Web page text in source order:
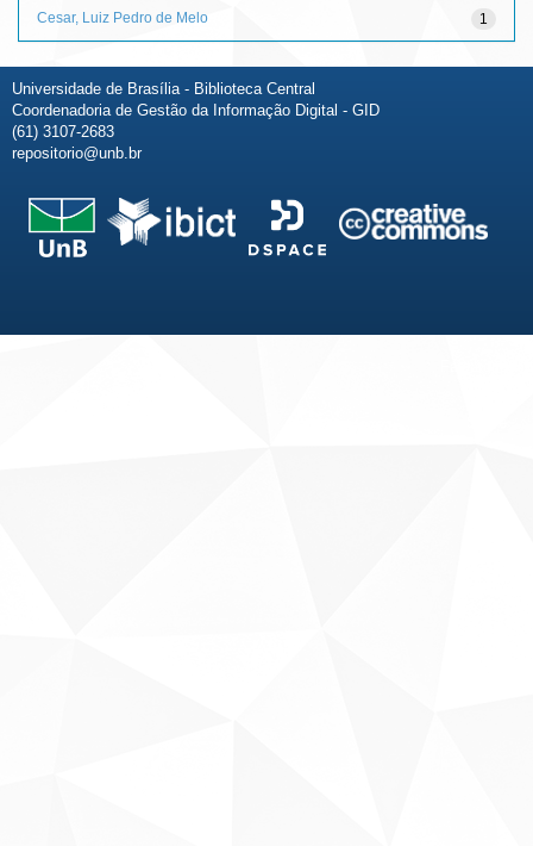
1
Cesar, Luiz Pedro de Melo
Universidade de Brasília - Biblioteca Central
Coordenadoria de Gestão da Informação Digital - GID
(61) 3107-2683
repositorio@unb.br